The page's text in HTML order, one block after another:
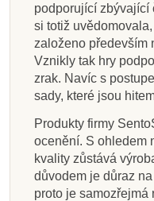
podporující zbývající
si totiž
založeno především
Vznikly tak hry
zrak. Navíc s
sady, které jsou
Produkty firmy
ocenění. S ohledem
kvality zůstává
důvodem je důraz
proto je samozřejmá